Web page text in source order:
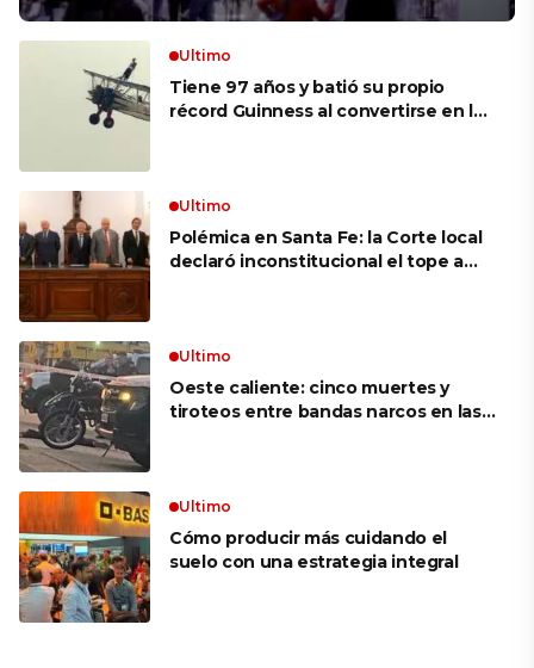
Ultimo
Tiene 97 años y batió su propio
récord Guinness al convertirse en la
puedo’ no existen en mi vocabulario»
Ultimo
Polémica en Santa Fe: la Corte local
declaró inconstitucional el tope a
Ultimo
Oeste caliente: cinco muertes y
tiroteos entre bandas narcos en las
Ultimo
Cómo producir más cuidando el
suelo con una estrategia integral